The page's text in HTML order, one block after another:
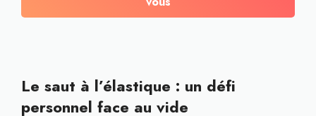
Le saut à l’élastique : un défi
personnel face au vide